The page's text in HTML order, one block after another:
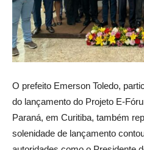
O prefeito Emerson Toledo,
do lançamento do Projeto E-
Paraná, em Curitiba, também
solenidade de lançamento